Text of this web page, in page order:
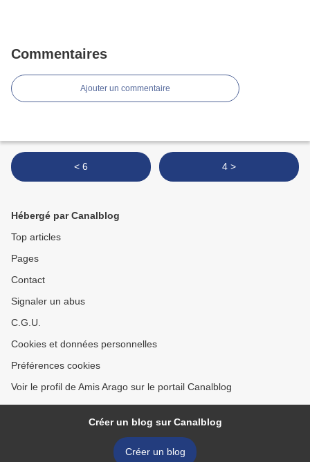
Commentaires
Ajouter un commentaire
< 6 4 >
Hébergé par Canalblog
Top articles
Pages
Contact
Signaler un abus
C.G.U.
Cookies et données personnelles
Préférences cookies
Voir le profil de Amis Arago sur le portail Canalblog
Créer un blog sur Canalblog
Créer un blog